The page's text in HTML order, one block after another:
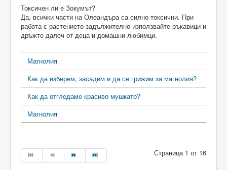
Токсичен ли е Зокумът?
Да, всички части на Олеандъра са силно токсични. При
работа с растението задължително използвайте ръкавици и
дръжте далеч от деца и домашни любимци.
Магнолия
Как да изберем, засадим и да се грижим за магнолия?
Как да отгледаме красиво мушкато?
Магнолия
Страница 1 от 16